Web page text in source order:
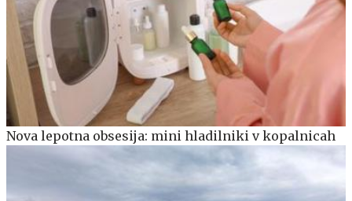
Nova lepotna obsesija: mini hladilniki v kopalnicah